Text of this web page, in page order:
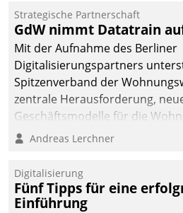
kommunale
gemeinsam mit der Berliner
Teilprozess der
Strategische Partnerschaft
GdW nimmt Datatrain
Mit der Aufnahme des Berliner
Digitalisierungspartners
Spitzenverband der
zentrale Herausforderung,
Geschäftsmodelle für die
entwickeln.
Andreas Lerchner
Digitalisierung
Fünf Tipps für eine
Einführung